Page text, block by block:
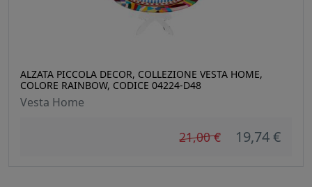
ALZATA PICCOLA DECOR, COLLEZIONE VESTA HOME,
COLORE RAINBOW, CODICE 04224-D48
Vesta Home
21,00 € 19,74 €